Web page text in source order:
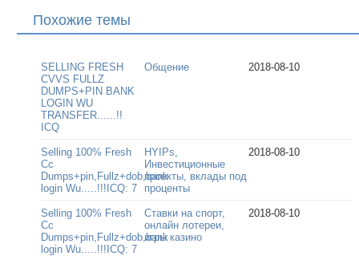
Похожие темы
SELLING FRESH
CVVS FULLZ
DUMPS+PIN BANK
LOGIN WU
TRANSFER......!!
ICQ
Общение 2018-08-10
Selling 100% Fresh
Cc
Dumps+pin,Fullz+dob,bank
login Wu.....!!!ICQ: 7
HYIPs,
Инвестиционные
проекты, вклады под
проценты
2018-08-10
Selling 100% Fresh
Cc
Dumps+pin,Fullz+dob,bank
login Wu.....!!!ICQ: 7
Ставки на спорт,
онлайн лотереи,
игры казино
2018-08-10